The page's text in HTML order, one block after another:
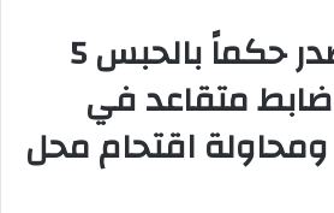
الاستئناف تصدر حكماً بالحبس 5
متقاعد في
اقتحام محل